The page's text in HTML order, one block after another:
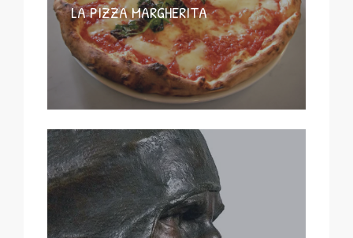
LA PIZZA MARGHERITA